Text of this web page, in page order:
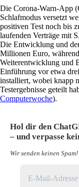
Die Corona-Warn-App
Schlafmodus versetzt
positiven Test noch bis
laufenden Verträge mit
Die Entwicklung und
Millionen Euro,
Weiterentwicklung und
Einführung vor etwa
installiert, wobei knapp
Testergebnisse geteilt
Computerwoche).
Hol dir den
– und verpasse
Wir senden keinen